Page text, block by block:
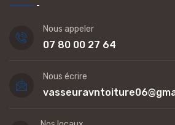
Nous appeler
07 80 00 27 64
Nous écrire